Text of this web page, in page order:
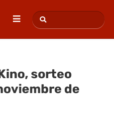
sorteo
de